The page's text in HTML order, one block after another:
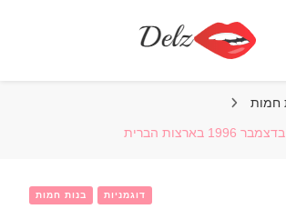
חמות
בנות חמות דוגמניות